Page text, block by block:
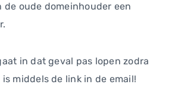
de oude domeinhouder een
in dat geval pas lopen zodra
middels de link in de email!